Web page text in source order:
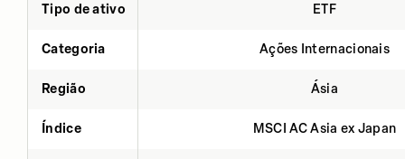
Tipo de ativo ETF
Categoria Ações Internacionais
Região Ásia
Índice MSCI AC Asia ex Japan